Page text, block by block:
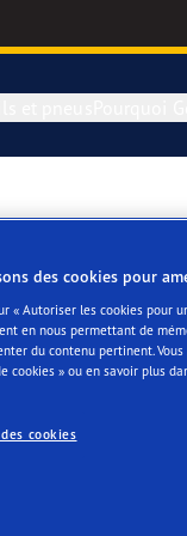
Pourquoi
RACING
F1 SuperSport
des cookies pour
« Autoriser les cookies pour
en nous permettant de
du contenu pertinent.
cookies » ou en savoir plus
cookies